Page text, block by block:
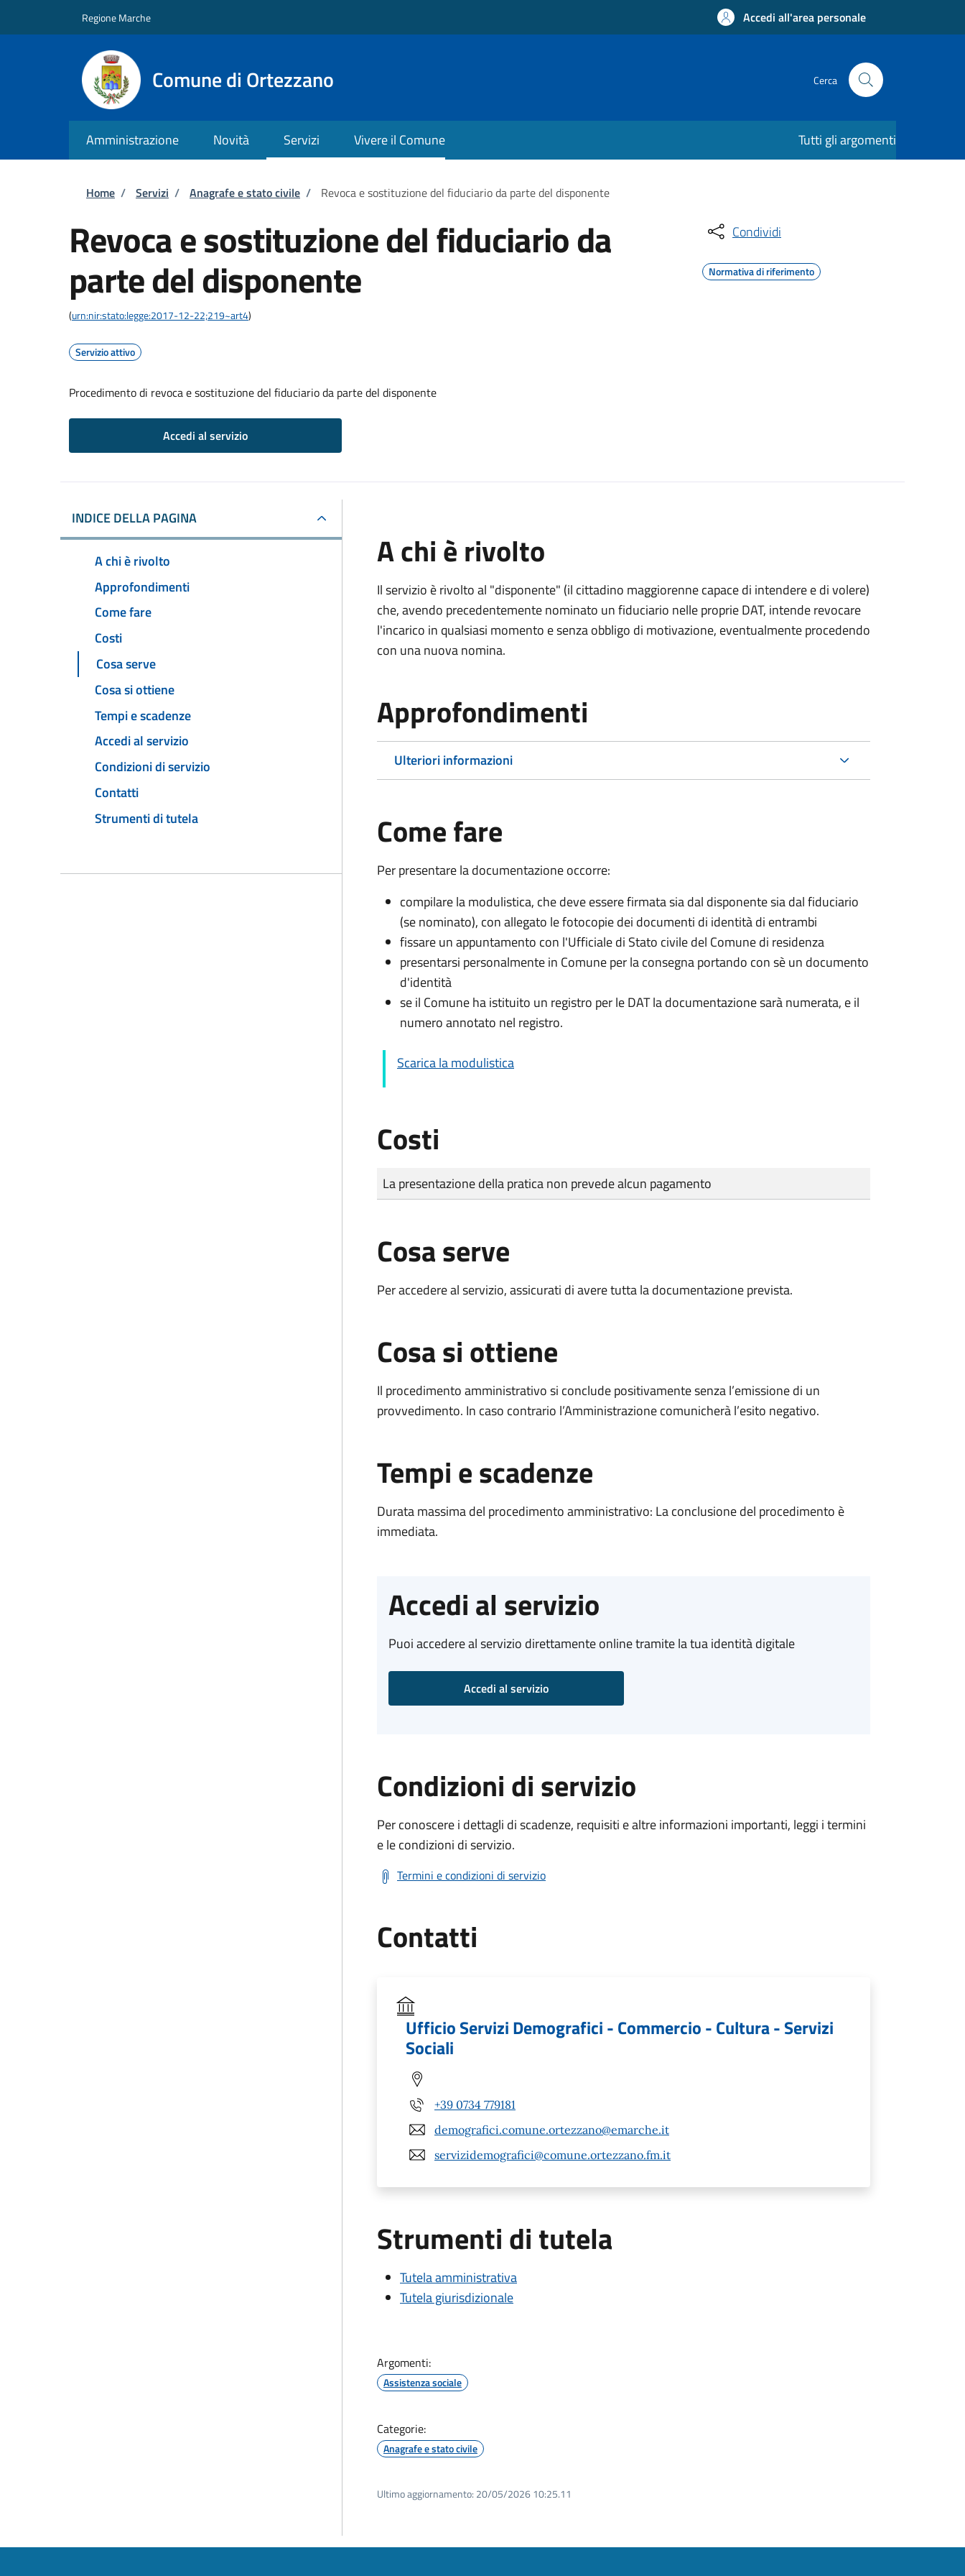
Regione Marche Accedi all'area personale
Comune di Ortezzano Cerca
Amministrazione Novità Servizi Vivere il Comune Tutti gli argomenti
Briciole di pane
Home / Servizi / Anagrafe e stato civile / Revoca e sostituzione del fiduciario da parte del disponente
Revoca e sostituzione del fiduciario da
parte del disponente
(urn:nir:stato:legge:2017-12-22;219~art4)
Servizio attivo
Procedimento di revoca e sostituzione del fiduciario da parte del disponente
Accedi al servizio
Condividi
Normativa di riferimento
INDICE DELLA PAGINA
A chi è rivolto
Approfondimenti
Come fare
Costi
Cosa serve
Cosa si ottiene
Tempi e scadenze
Accedi al servizio
Condizioni di servizio
Contatti
Strumenti di tutela
A chi è rivolto
Il servizio è rivolto al "disponente" (il cittadino maggiorenne capace di intendere e di volere)
che, avendo precedentemente nominato un fiduciario nelle proprie DAT, intende revocare
l'incarico in qualsiasi momento e senza obbligo di motivazione, eventualmente procedendo
con una nuova nomina.
Approfondimenti
Ulteriori informazioni
Come fare
Per presentare la documentazione occorre:
compilare la modulistica, che deve essere firmata sia dal disponente sia dal fiduciario
(se nominato), con allegato le fotocopie dei documenti di identità di entrambi
fissare un appuntamento con l'Ufficiale di Stato civile del Comune di residenza
presentarsi personalmente in Comune per la consegna portando con sè un documento
d'identità
se il Comune ha istituito un registro per le DAT la documentazione sarà numerata, e il
numero annotato nel registro.
Scarica la modulistica
Costi
Tipo di pagamento
Importo
La presentazione della pratica non prevede alcun pagamento
Cosa serve
Per accedere al servizio, assicurati di avere tutta la documentazione prevista.
Cosa si ottiene
Il procedimento amministrativo si conclude positivamente senza l’emissione di un
provvedimento. In caso contrario l’Amministrazione comunicherà l’esito negativo.
Tempi e scadenze
Durata massima del procedimento amministrativo: La conclusione del procedimento è
immediata.
Accedi al servizio
Puoi accedere al servizio direttamente online tramite la tua identità digitale
Accedi al servizio
Condizioni di servizio
Per conoscere i dettagli di scadenze, requisiti e altre informazioni importanti, leggi i termini
e le condizioni di servizio.
Termini e condizioni di servizio
Contatti
Ufficio Servizi Demografici - Commercio - Cultura - Servizi
Sociali
+39 0734 779181
demografici.comune.ortezzano@emarche.it
servizidemografici@comune.ortezzano.fm.it
Strumenti di tutela
Tutela amministrativa
Tutela giurisdizionale
Argomenti:
Assistenza sociale
Categorie:
Anagrafe e stato civile
Ultimo aggiornamento: 20/05/2026 10:25.11